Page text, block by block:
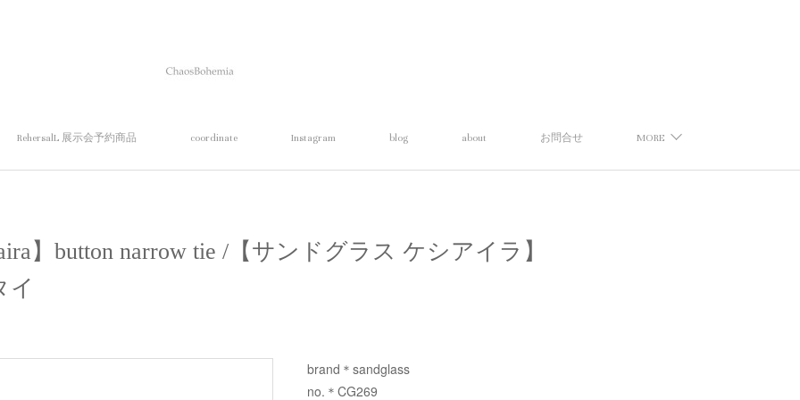
RehersalL 展示会予約商品 coordinate Instagram blog about お問合せ MORE
】button narrow tie /【サンドグラス ケシアイラ】
イ
brand＊sandglass
no.＊CG269